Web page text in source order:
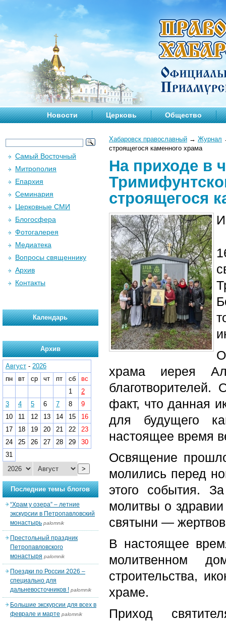
Новости Церковь Общество
Хабаровск православный → Журнал
строящегося каменного храма
На приходе в
строящегося
храма иерея
факт, что данная
для будущего
настоящее время
Освящение
молились перед
этого события.
молитвы о
святыни —
В настоящее
молитвенном
строительства,
храме.
Приход
Самый Восточный
Митрополия
Епархия
Семинария
Церковные СМИ
Блогосфера
Фотогалерея
Медиатека
Вопросы священнику
Архив
Контакты
Календарь
Архив
Август - 2026
пн
вт ср чт пт сб
вс
1
2
3
4 5 6 7 8
9
10
11 12 13 14 15
16
17
18 19 20 21 22
23
24
25 26 27 28 29
30
31
>
Последние темы блогов
“Храм у озера” – летние
экскурсии в Петропавловский
монастырь palomnik
Престольный праздник
Петропавловского
монастыря palomnik
Поездки по России 2026 –
специально для
дальневосточников ! palomnik
Большие экскурсии для всех в
феврале и марте palomnik